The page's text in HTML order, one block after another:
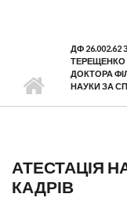
ДФ
ТЕРЕЩЕНКО
ДОКТОРА
НАУКИ ЗА
АТЕСТАЦІЯ
КАДРІВ